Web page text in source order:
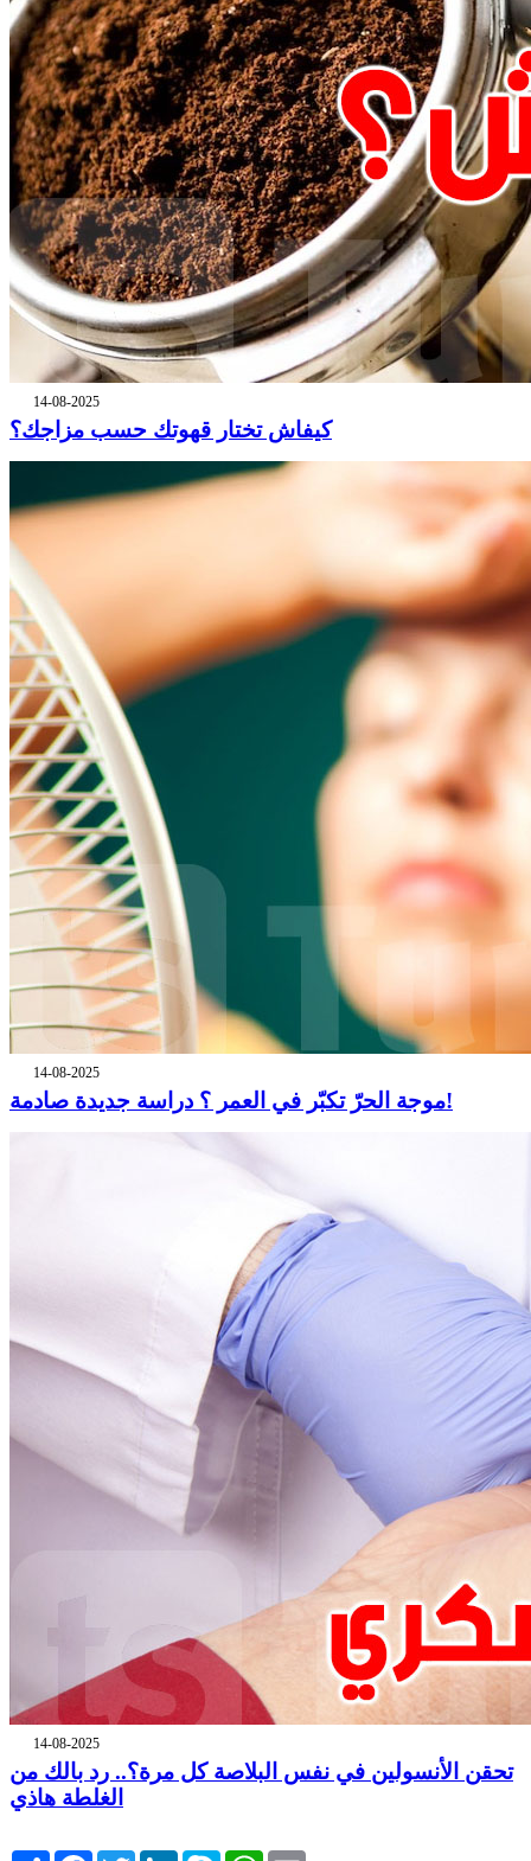
14-08-2025
كيفاش تختار قهوتك حسب مزاجك؟
14-08-2025
موجة الحرّ تكبّر في العمر ؟ دراسة جديدة صادمة!
14-08-2025
تحقن الأنسولين في نفس البلاصة كل مرة؟.. رد بالك من
الغلطة هاذي